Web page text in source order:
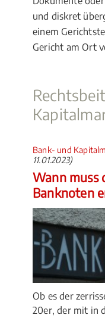
und diskret
einem
Gericht am Ort
Bank- und
11.01.2023)
Wann muss
Banknoten
Ob es der
20er, der mit in